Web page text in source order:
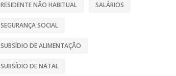
RESIDENTE NÃO HABITUAL SALÁRIOS
SEGURANÇA SOCIAL
SUBSÍDIO DE ALIMENTAÇÃO
SUBSÍDIO DE NATAL